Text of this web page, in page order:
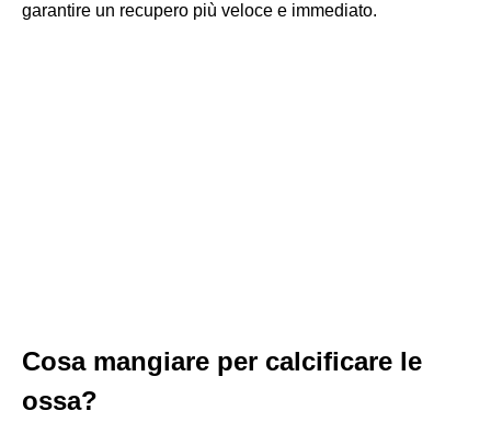
garantire un recupero più veloce e immediato.
Cosa mangiare per calcificare le
ossa?